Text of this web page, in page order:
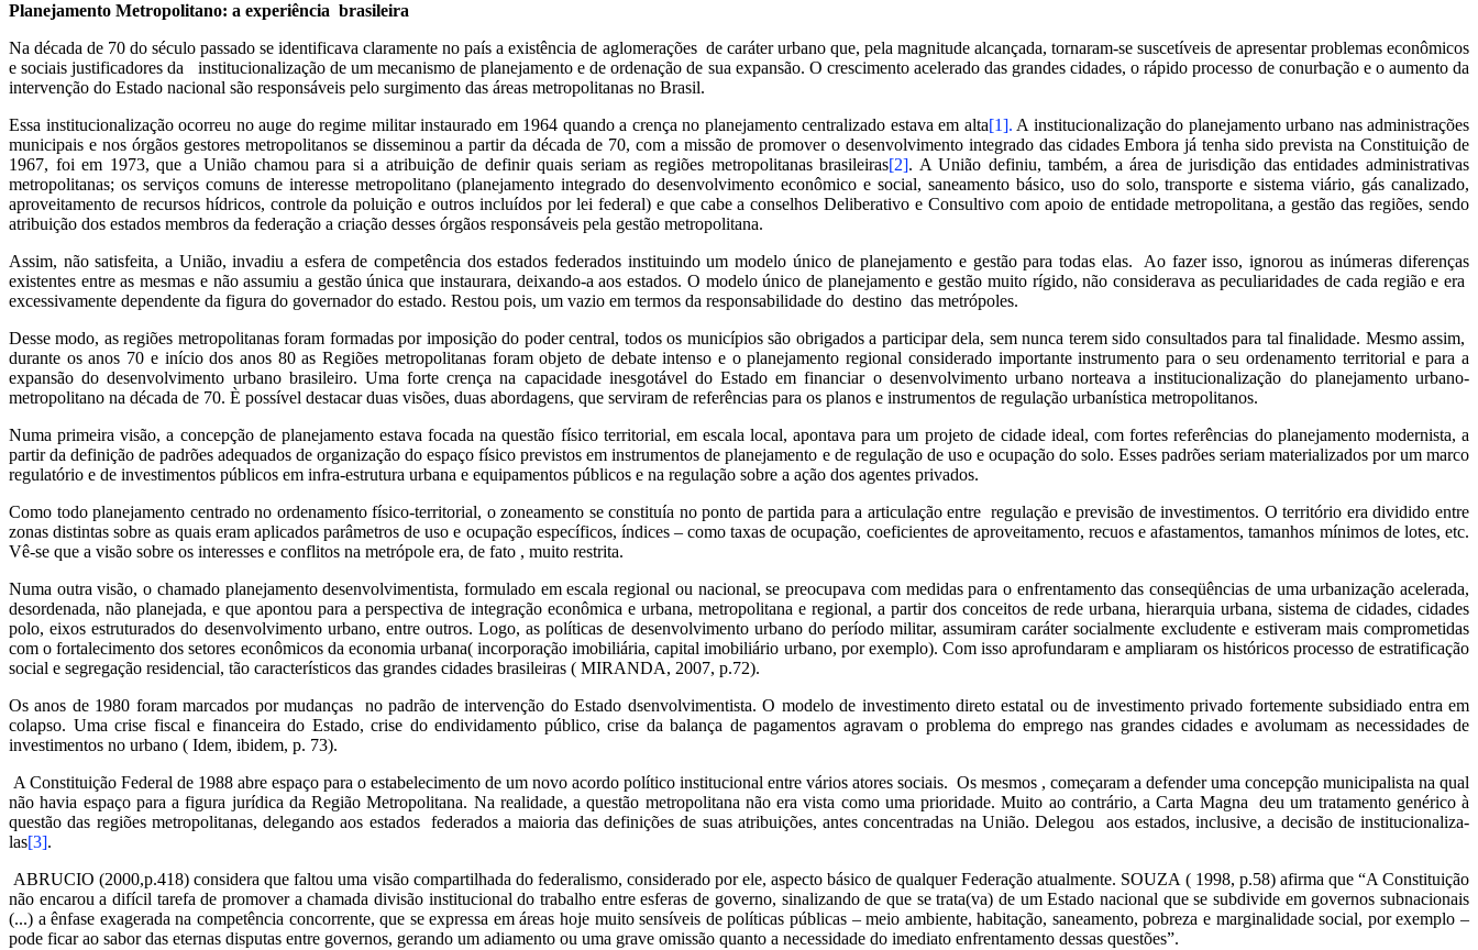
Planejamento Metropolitano: a experiência brasileira
Na década de 70 do século passado se identificava claramente no país a existência de aglomerações de caráter urbano que, pela magnitude alcançada, tornaram-se suscetíveis de apresentar problemas econômicos
e sociais justificadores da institucionalização de um mecanismo de planejamento e de ordenação de sua expansão. O crescimento acelerado das grandes cidades, o rápido processo de conurbação e o aumento da
intervenção do Estado nacional são responsáveis pelo surgimento das áreas metropolitanas no Brasil.
Essa institucionalização ocorreu no auge do regime militar instaurado em 1964 quando a crença no planejamento centralizado estava em alta[1]. A institucionalização do planejamento urbano nas administrações
municipais e nos órgãos gestores metropolitanos se disseminou a partir da década de 70, com a missão de promover o desenvolvimento integrado das cidades Embora já tenha sido prevista na Constituição de
1967, foi em 1973, que a União chamou para si a atribuição de definir quais seriam as regiões metropolitanas brasileiras[2]. A União definiu, também, a área de jurisdição das entidades administrativas
metropolitanas; os serviços comuns de interesse metropolitano (planejamento integrado do desenvolvimento econômico e social, saneamento básico, uso do solo, transporte e sistema viário, gás canalizado,
aproveitamento de recursos hídricos, controle da poluição e outros incluídos por lei federal) e que cabe a conselhos Deliberativo e Consultivo com apoio de entidade metropolitana, a gestão das regiões, sendo
atribuição dos estados membros da federação a criação desses órgãos responsáveis pela gestão metropolitana.
Assim, não satisfeita, a União, invadiu a esfera de competência dos estados federados instituindo um modelo único de planejamento e gestão para todas elas. Ao fazer isso, ignorou as inúmeras diferenças
existentes entre as mesmas e não assumiu a gestão única que instaurara, deixando-a aos estados. O modelo único de planejamento e gestão muito rígido, não considerava as peculiaridades de cada região e era
excessivamente dependente da figura do governador do estado. Restou pois, um vazio em termos da responsabilidade do destino das metrópoles.
Desse modo, as regiões metropolitanas foram formadas por imposição do poder central, todos os municípios são obrigados a participar dela, sem nunca terem sido consultados para tal finalidade. Mesmo assim,
durante os anos 70 e início dos anos 80 as Regiões metropolitanas foram objeto de debate intenso e o planejamento regional considerado importante instrumento para o seu ordenamento territorial e para a
expansão do desenvolvimento urbano brasileiro. Uma forte crença na capacidade inesgotável do Estado em financiar o desenvolvimento urbano norteava a institucionalização do planejamento urbano-
metropolitano na década de 70. È possível destacar duas visões, duas abordagens, que serviram de referências para os planos e instrumentos de regulação urbanística metropolitanos.
Numa primeira visão, a concepção de planejamento estava focada na questão físico territorial, em escala local, apontava para um projeto de cidade ideal, com fortes referências do planejamento modernista, a
partir da definição de padrões adequados de organização do espaço físico previstos em instrumentos de planejamento e de regulação de uso e ocupação do solo. Esses padrões seriam materializados por um marco
regulatório e de investimentos públicos em infra-estrutura urbana e equipamentos públicos e na regulação sobre a ação dos agentes privados.
Como todo planejamento centrado no ordenamento físico-territorial, o zoneamento se constituía no ponto de partida para a articulação entre regulação e previsão de investimentos. O território era dividido entre
zonas distintas sobre as quais eram aplicados parâmetros de uso e ocupação específicos, índices – como taxas de ocupação, coeficientes de aproveitamento, recuos e afastamentos, tamanhos mínimos de lotes, etc.
Vê-se que a visão sobre os interesses e conflitos na metrópole era, de fato , muito restrita.
Numa outra visão, o chamado planejamento desenvolvimentista, formulado em escala regional ou nacional, se preocupava com medidas para o enfrentamento das conseqüências de uma urbanização acelerada,
desordenada, não planejada, e que apontou para a perspectiva de integração econômica e urbana, metropolitana e regional, a partir dos conceitos de rede urbana, hierarquia urbana, sistema de cidades, cidades
polo, eixos estruturados do desenvolvimento urbano, entre outros. Logo, as políticas de desenvolvimento urbano do período militar, assumiram caráter socialmente excludente e estiveram mais comprometidas
com o fortalecimento dos setores econômicos da economia urbana( incorporação imobiliária, capital imobiliário urbano, por exemplo). Com isso aprofundaram e ampliaram os históricos processo de estratificação
social e segregação residencial, tão característicos das grandes cidades brasileiras ( MIRANDA, 2007, p.72).
Os anos de 1980 foram marcados por mudanças no padrão de intervenção do Estado dsenvolvimentista. O modelo de investimento direto estatal ou de investimento privado fortemente subsidiado entra em
colapso. Uma crise fiscal e financeira do Estado, crise do endividamento público, crise da balança de pagamentos agravam o problema do emprego nas grandes cidades e avolumam as necessidades de
investimentos no urbano ( Idem, ibidem, p. 73).
A Constituição Federal de 1988 abre espaço para o estabelecimento de um novo acordo político institucional entre vários atores sociais. Os mesmos , começaram a defender uma concepção municipalista na qual
não havia espaço para a figura jurídica da Região Metropolitana. Na realidade, a questão metropolitana não era vista como uma prioridade. Muito ao contrário, a Carta Magna deu um tratamento genérico à
questão das regiões metropolitanas, delegando aos estados federados a maioria das definições de suas atribuições, antes concentradas na União. Delegou aos estados, inclusive, a decisão de institucionaliza-
las[3].
ABRUCIO (2000,p.418) considera que faltou uma visão compartilhada do federalismo, considerado por ele, aspecto básico de qualquer Federação atualmente. SOUZA ( 1998, p.58) afirma que “A Constituição
não encarou a difícil tarefa de promover a chamada divisão institucional do trabalho entre esferas de governo, sinalizando de que se trata(va) de um Estado nacional que se subdivide em governos subnacionais
(...) a ênfase exagerada na competência concorrente, que se expressa em áreas hoje muito sensíveis de políticas públicas – meio ambiente, habitação, saneamento, pobreza e marginalidade social, por exemplo –
pode ficar ao sabor das eternas disputas entre governos, gerando um adiamento ou uma grave omissão quanto a necessidade do imediato enfrentamento dessas questões”.